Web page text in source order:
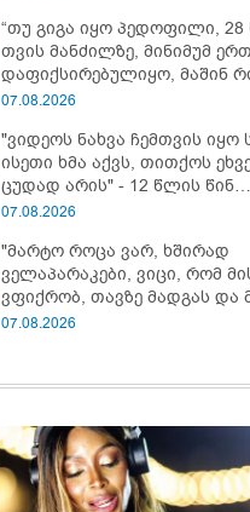
“თუ გიგა იყო პედოფილი,
თვის მანძილზე, მინიმუმ
დაფიქსირებულიყო, მაშინ
ამზადებდა მოსწავლეებს! -
ავიწროებდა” - ეკა კუპატაძე
07.08.2026
"ვიდეოს ნახვა ჩემთვის
ისეთი ხმა აქვს, თითქოს
ცუდად არის" - 12 წლის წინ
გაუჩინარებული ბიჭის დედა
კომენტარს აკეთებს
07.08.2026
"მარტო როცა ვარ, ხშირად
ველაპარაკები, ვიცი, რომ
ვფიქრობ, თავზე მადგას და
- გიორგი კეკელიძე გმირი ანწუხელიძის
07.08.2026